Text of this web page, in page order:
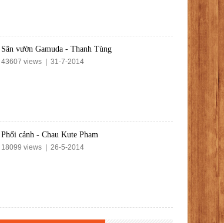
Sân vườn Gamuda - Thanh Tùng
43607 views | 31-7-2014
Phối cảnh - Chau Kute Pham
18099 views | 26-5-2014